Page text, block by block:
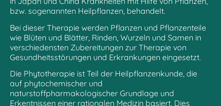
bzw. sogenannten Heilpflanzen, behandelt.
Bei dieser Therapie werden Pflanzen und Pflanzenteile
wie Blüten und Blätter, Rinden, Wurzeln und Samen in
verschiedensten Zubereitungen zur Therapie von
Gesundheitsstörungen und Erkrankungen eingesetzt.
Die Phytotherapie ist Teil der Heilpflanzenkunde, die
auf phytochemischer und
naturstoffpharmakologischer Grundlage und
Erkentnissen einer rationalen Medizin basiert. Dies